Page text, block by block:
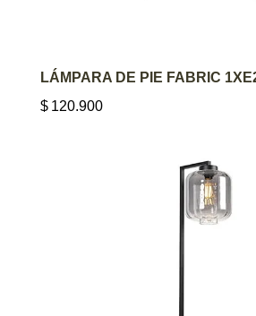
AGREGAR AL
LÁMPARA DE PIE FABRIC
$ 120.900